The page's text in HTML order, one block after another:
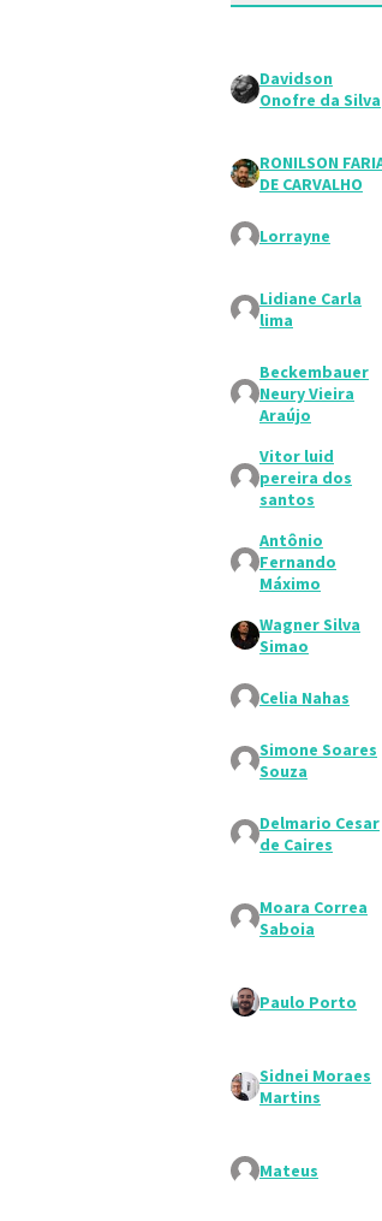
Davidson
Onofre da Silva
RONILSON
DE CARVALHO
Lorrayne
Lidiane Carla
lima
Beckembauer
Neury Vieira
Araújo
Vitor luid
pereira dos
santos
Antônio
Fernando
Máximo
Wagner Silva
Simao
Celia Nahas
Simone Soares
Souza
Delmario Cesar
de Caires
Moara Correa
Saboia
Paulo Porto
Sidnei Moraes
Martins
Mateus